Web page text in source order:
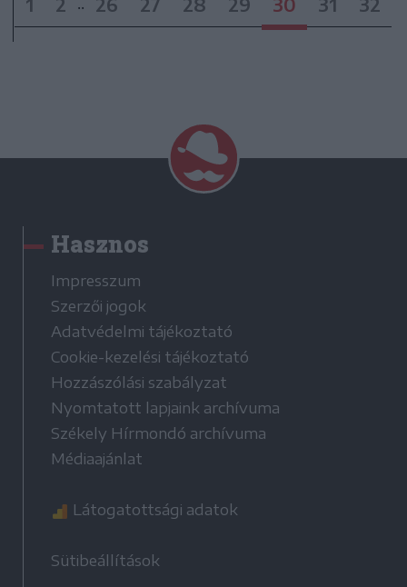
Hasznos
Impresszum
Szerzői jogok
Adatvédelmi tájékoztató
Cookie-kezelési tájékoztató
Hozzászólási szabályzat
Nyomtatott lapjaink archívuma
Székely Hírmondó archívuma
Médiaajánlat
Látogatottsági adatok
Sütibeállítások